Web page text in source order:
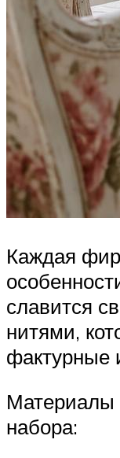
Каждая
славится
нитями,
фактурные
Материалы
набора: